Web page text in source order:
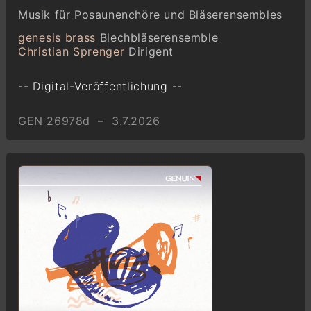
Musik für Posaunenchöre und Bläserensembles
genesis brass Blechbläserensemble
Christian Sprenger Dirigent
-- Digital-Veröffentlichung --
GEN 26978d – 3.7.2026